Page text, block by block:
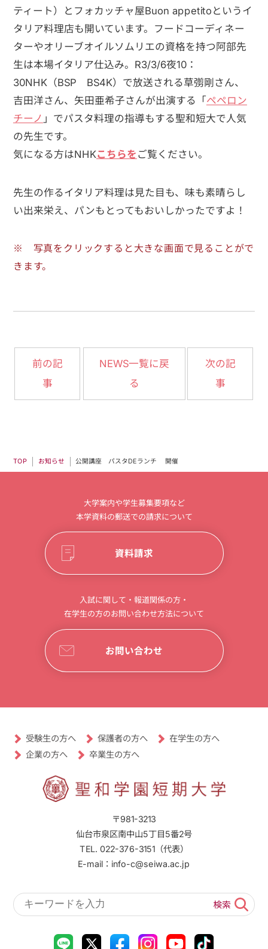
ティート）と フォカッチャ屋Buon appetitoというイ
タリア料理店も開いています。 フードコーディネー
ターやオリーブオイルソムリエの資格を持つ阿部先
生は本場イタリア仕込み。R3/3/6夜10：
30NHK（BSP BS4K）で放送される草彅剛さん、
吉田洋さん、矢田亜希子さんが出演する 「 ペペロン
チーノ 」でパスタ料理の指導もする聖和短大で人気
の先生です。
気になる方はNHKこちらをご覧ください。
先生の作るイタリア料理は見た目も、味も素晴らし
い出来栄え、パンもとってもおいしかったですよ！
※ 写真をクリックすると大きな画面で見ることがで
きます。
前の記
事
NEWS一覧に戻
る
次の記
事
TOP お知らせ 公開講座 パスタDEランチ 開催
大学案内や学生募集要項など
本学資料の郵送での請求について
資料請求
入試に関して・報道関係の方・
在学生の方のお問い合わせ方法について
お問い合わせ
〒981-3213
仙台市泉区南中山5丁目5番2号
TEL. 022-376-3151（代表）
E-mail：info-c@seiwa.ac.jp
受験生の方へ 保護者の方へ 在学生の方へ
企業の方へ 卒業生の方へ